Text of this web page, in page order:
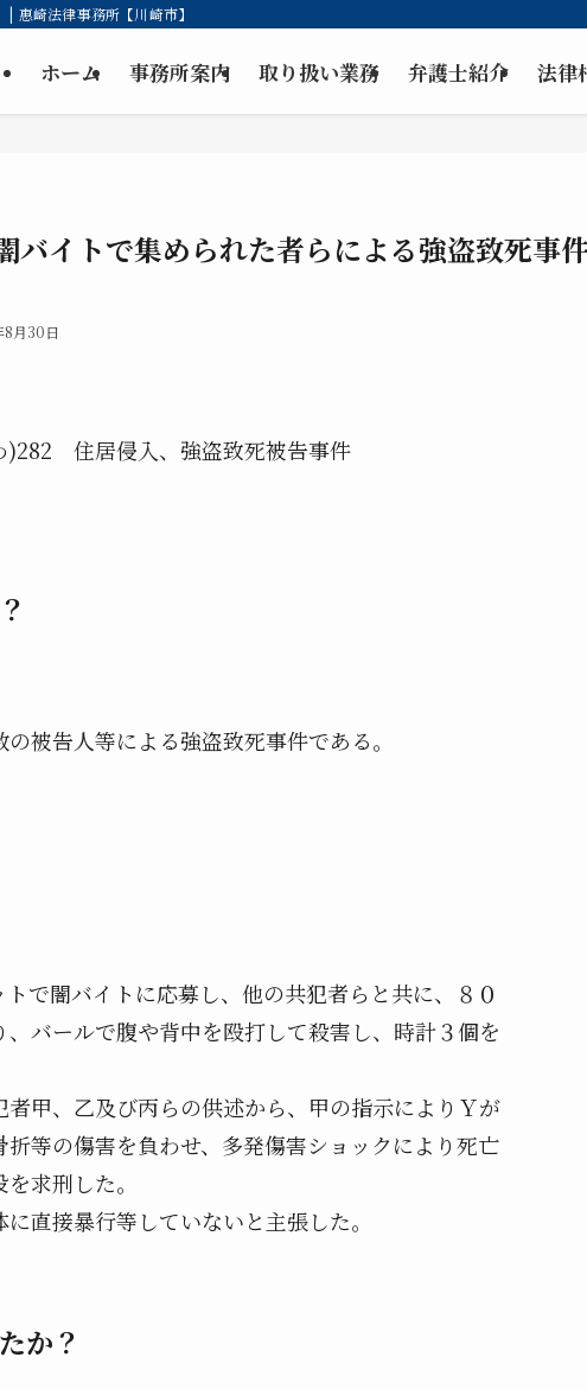
惠崎法律事務所【川崎市】
ホーム 事務所案内 取り扱い業務 弁護士紹介 法律
バイトで集められた者らによる強盗致死事
8月30日
住居侵入、強盗致死被告事件
被告人等による強盗致死事件である。
で闇バイトに応募し、他の共犯者らと共に、８０
バールで腹や背中を殴打して殺害し、時計３個を
甲、乙及び丙らの供述から、甲の指示によりＹが
等の傷害を負わせ、多発傷害ショックにより死亡
求刑した。
直接暴行等していないと主張した。
か？